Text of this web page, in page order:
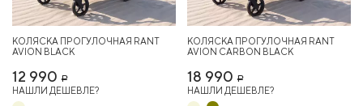
КОЛЯСКА ПРОГУЛОЧНАЯ RANT
AVION BLACK
12 990 Р
НАШЛИ ДЕШЕВЛЕ?
КОЛЯСКА ПРОГУЛОЧНАЯ RANT
AVION СARBON BLACK
18 990 Р
НАШЛИ ДЕШЕВЛЕ?